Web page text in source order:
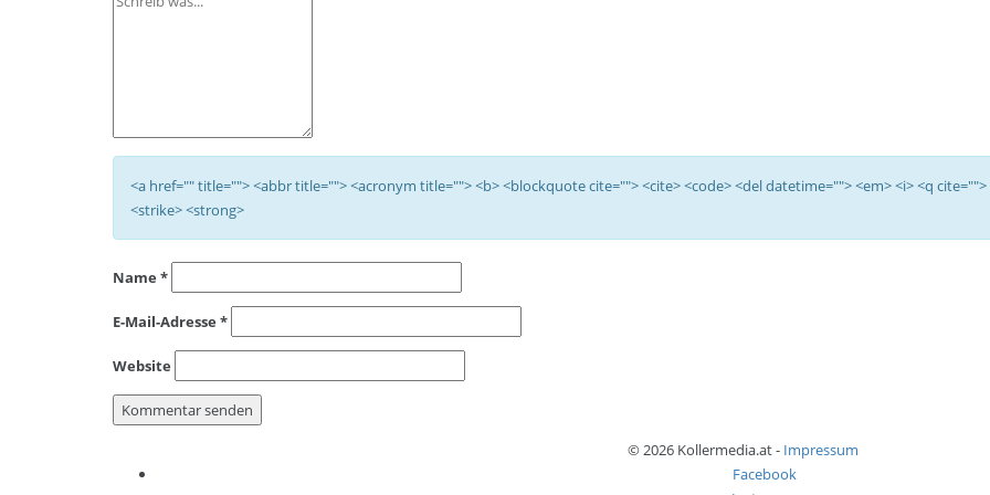
<a href="" title=""> <abbr title=""> <acronym title=""> <b> <blockquote cite=""> <cite> <code> <del datetime=""> <em> <i> <q cite="">
<strike> <strong>
Name *
E-Mail-Adresse *
Website
© 2026 Kollermedia.at - Impressum
Facebook